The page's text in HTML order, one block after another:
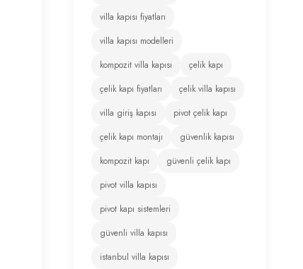
villa kapısı fiyatları
villa kapısı modelleri
kompozit villa kapısı
çelik kapı
çelik kapı fiyatları
çelik villa kapısı
villa giriş kapısı
pivot çelik kapı
çelik kapı montajı
güvenlik kapısı
kompozit kapı
güvenli çelik kapı
pivot villa kapısı
pivot kapı sistemleri
güvenli villa kapısı
istanbul villa kapısı